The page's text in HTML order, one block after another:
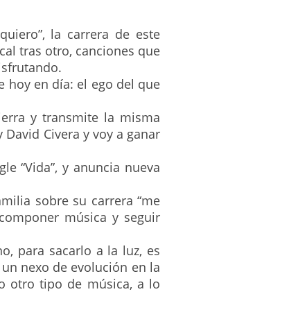
la carrera de este
tras otro, canciones que
hoy en día: el ego del que
y transmite la misma
Civera y voy a ganar
“Vida”, y anuncia nueva
sobre su carrera “me
música y seguir
para sacarlo a la luz, es
nexo de evolución en la
otro tipo de música, a lo